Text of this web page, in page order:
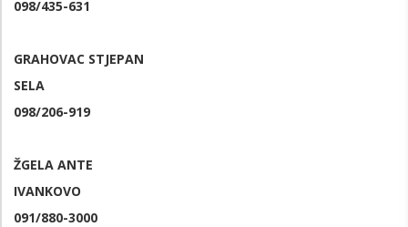
098/435-631
GRAHOVAC STJEPAN
SELA
098/206-919
ŽGELA ANTE
IVANKOVO
091/880-3000